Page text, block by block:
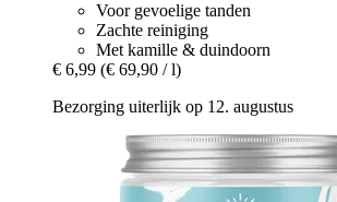
Voor gevoelige tanden
Zachte reiniging
Met kamille & duindoorn
€ 6,99 (€ 69,90 / l)
Bezorging uiterlijk op 12. augustus